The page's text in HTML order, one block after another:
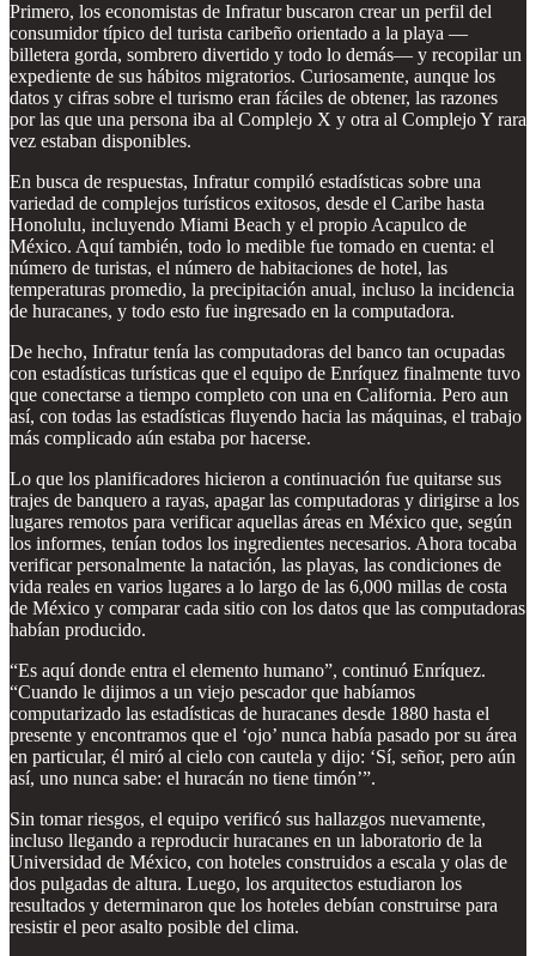
Primero, los economistas de Infratur buscaron crear un perfil del
consumidor típico del turista caribeño orientado a la playa —
billetera gorda, sombrero divertido y todo lo demás— y recopilar un
expediente de sus hábitos migratorios. Curiosamente, aunque los
datos y cifras sobre el turismo eran fáciles de obtener, las razones
por las que una persona iba al Complejo X y otra al Complejo Y rara
vez estaban disponibles.
En busca de respuestas, Infratur compiló estadísticas sobre una
variedad de complejos turísticos exitosos, desde el Caribe hasta
Honolulu, incluyendo Miami Beach y el propio Acapulco de
México. Aquí también, todo lo medible fue tomado en cuenta: el
número de turistas, el número de habitaciones de hotel, las
temperaturas promedio, la precipitación anual, incluso la incidencia
de huracanes, y todo esto fue ingresado en la computadora.
De hecho, Infratur tenía las computadoras del banco tan ocupadas
con estadísticas turísticas que el equipo de Enríquez finalmente tuvo
que conectarse a tiempo completo con una en California. Pero aun
así, con todas las estadísticas fluyendo hacia las máquinas, el trabajo
más complicado aún estaba por hacerse.
Lo que los planificadores hicieron a continuación fue quitarse sus
trajes de banquero a rayas, apagar las computadoras y dirigirse a los
lugares remotos para verificar aquellas áreas en México que, según
los informes, tenían todos los ingredientes necesarios. Ahora tocaba
verificar personalmente la natación, las playas, las condiciones de
vida reales en varios lugares a lo largo de las 6,000 millas de costa
de México y comparar cada sitio con los datos que las computadoras
habían producido.
“Es aquí donde entra el elemento humano”, continuó Enríquez.
“Cuando le dijimos a un viejo pescador que habíamos
computarizado las estadísticas de huracanes desde 1880 hasta el
presente y encontramos que el ‘ojo’ nunca había pasado por su área
en particular, él miró al cielo con cautela y dijo: ‘Sí, señor, pero aún
así, uno nunca sabe: el huracán no tiene timón’”.
Sin tomar riesgos, el equipo verificó sus hallazgos nuevamente,
incluso llegando a reproducir huracanes en un laboratorio de la
Universidad de México, con hoteles construidos a escala y olas de
dos pulgadas de altura. Luego, los arquitectos estudiaron los
resultados y determinaron que los hoteles debían construirse para
resistir el peor asalto posible del clima.